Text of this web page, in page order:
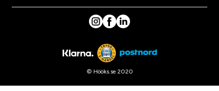
© Hööks.se 2020